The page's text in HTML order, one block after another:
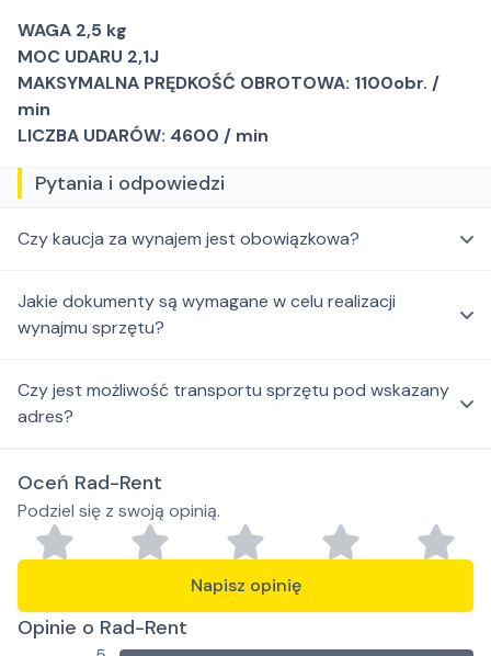
WAGA 2,5 kg
MOC UDARU 2,1J
MAKSYMALNA PRĘDKOŚĆ OBROTOWA: 1100obr. /
min
LICZBA UDARÓW: 4600 / min
Pytania i odpowiedzi
Czy kaucja za wynajem jest obowiązkowa?
Jakie dokumenty są wymagane w celu realizacji
wynajmu sprzętu?
Czy jest możliwość transportu sprzętu pod wskazany
adres?
Oceń Rad-Rent
Podziel się z swoją opinią.
Napisz opinię
Opinie o Rad-Rent